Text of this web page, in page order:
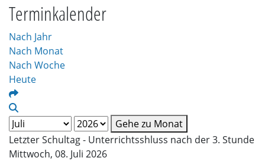
Terminkalender
Nach Jahr
Nach Monat
Nach Woche
Heute
Gehe zu Monat
Letzter Schultag - Unterrichtsshluss nach der 3. Stunde
Mittwoch, 08. Juli 2026